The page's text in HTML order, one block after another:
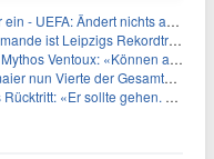
UEFA: Ändert nichts an Boykott
ist Leipzigs Rekordtransfer
Ventoux: «Können alles schaffen»
nun Vierte der Gesamtwertung
«Er sollte gehen. Jetzt»